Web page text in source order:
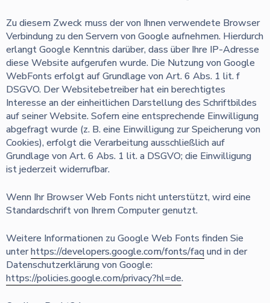
Zu diesem Zweck muss der von Ihnen verwendete Browser
Verbindung zu den Servern von Google aufnehmen. Hierdurch
erlangt Google Kenntnis darüber, dass über Ihre IP-Adresse
diese Website aufgerufen wurde. Die Nutzung von Google
WebFonts erfolgt auf Grundlage von Art. 6 Abs. 1 lit. f
DSGVO. Der Websitebetreiber hat ein berechtigtes
Interesse an der einheitlichen Darstellung des Schriftbildes
auf seiner Website. Sofern eine entsprechende Einwilligung
abgefragt wurde (z. B. eine Einwilligung zur Speicherung von
Cookies), erfolgt die Verarbeitung ausschließlich auf
Grundlage von Art. 6 Abs. 1 lit. a DSGVO; die Einwilligung
ist jederzeit widerrufbar.
Wenn Ihr Browser Web Fonts nicht unterstützt, wird eine
Standardschrift von Ihrem Computer genutzt.
Weitere Informationen zu Google Web Fonts finden Sie
unterhttps://developers.google.com/fonts/faqund in der
Datenschutzerklärung von Google:
https://policies.google.com/privacy?hl=de.